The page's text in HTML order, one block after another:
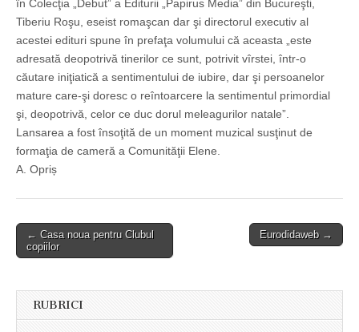
în Colecţia „Debut” a Editurii „Papirus Media” din Bucureşti,
Tiberiu Roşu, eseist romaşcan dar şi directorul executiv al
acestei edituri spune în prefaţa volumului că aceasta „este
adresată deopotrivă tinerilor ce sunt, potrivit vîrstei, într-o
căutare iniţiatică a sentimentului de iubire, dar şi persoanelor
mature care-şi doresc o reîntoarcere la sentimentul primordial
şi, deopotrivă, celor ce duc dorul meleagurilor natale”.
Lansarea a fost însoţită de un moment muzical susţinut de
formaţia de cameră a Comunităţii Elene.
A. Opriș
Post
navigation
← Casa noua pentru Clubul
copiilor
Eurodidaweb →
RUBRICI